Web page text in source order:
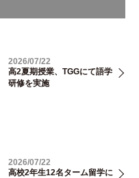
2026/07/22
高2夏期授業、TGGにて語学
研修を実施
2026/07/22
高校2年生12名ターム留学に